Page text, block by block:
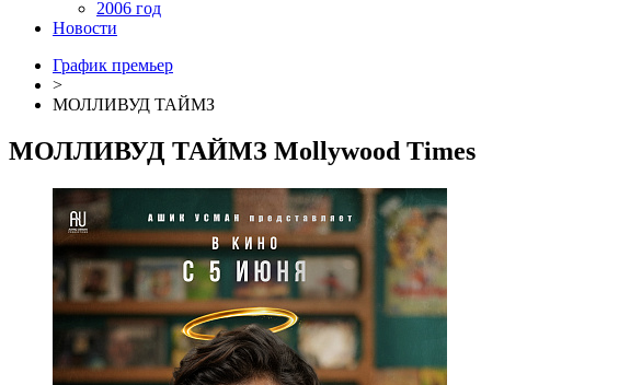
2006 год
Новости
График премьер
>
МОЛЛИВУД ТАЙМЗ
МОЛЛИВУД ТАЙМЗ Mollywood Times